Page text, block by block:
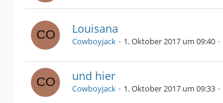
Louisana
Cowboyjack 1. Oktober 2017 um 09:40
und hier
Cowboyjack 1. Oktober 2017 um 09:33